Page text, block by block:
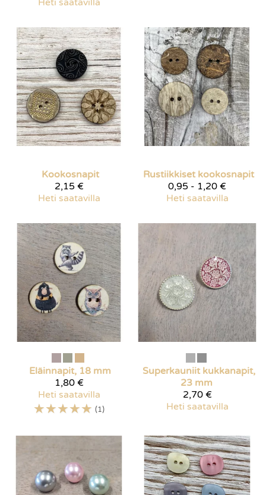
Kookosnapit
2,15 €
Heti saatavilla
Rustiikkiset kookosnapit
0,95 - 1,20 €
Heti saatavilla
Eläinnapit, 18 mm
1,80 €
Heti saatavilla
☆☆☆☆☆ (1)
Superkauniit kukkanapit,
23 mm
2,70 €
Heti saatavilla